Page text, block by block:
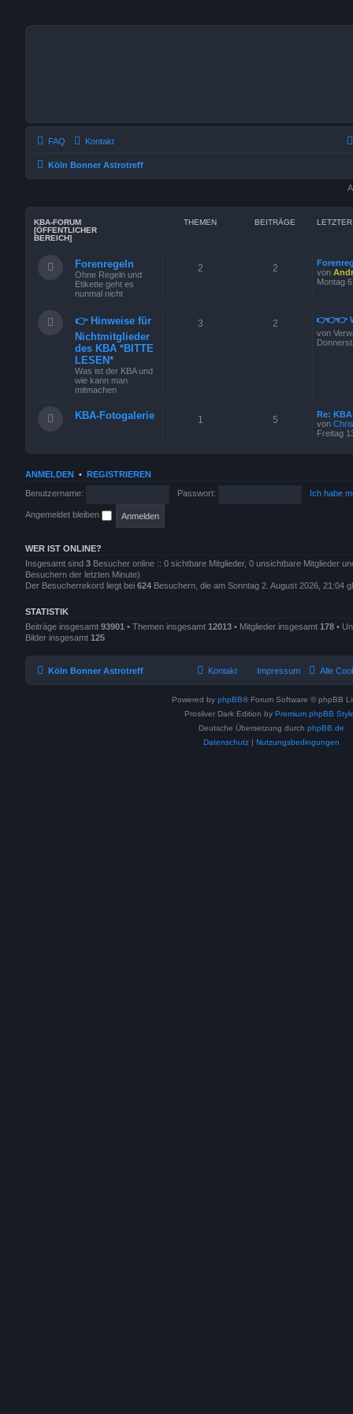
FAQ Kontakt
Köln Bonner Astrotreff
KBA-FORUM
[ÖFFENTLICHER
BEREICH]
THEMEN BEITRÄGE
Forenregeln
Ohne Regeln und
Etikette geht es
nunmal nicht
2 2
von
Montag
👉 Hinweise für
Nichtmitglieder
des KBA *BITTE
LESEN*
Was ist der KBA und
wie kann man
mitmachen
3 2
👉👉👉
von
KBA-Fotogalerie 1 5
Re:
von
Freitag
ANMELDEN • REGISTRIEREN
Benutzername: Passwort: Ich habe
Angemeldet bleiben
WER IST ONLINE?
Insgesamt sind 3 Besucher online :: 0 sichtbare Mitglieder, 0 unsichtbare Mitglieder
Besuchern der letzten Minute)
Der Besucherrekord liegt bei 624 Besuchern, die am Sonntag 2. August 2026, 21:04
STATISTIK
Beiträge insgesamt 93901 • Themen insgesamt 12013 • Mitglieder insgesamt 178 •
Bilder insgesamt 125
Köln Bonner Astrotreff Alle
Impressum
Kontakt
Powered by phpBB® Forum Software © phpBB
Prosilver Dark Edition by Premium phpBB
Deutsche Übersetzung durch phpBB.de
Datenschutz | Nutzungsbedingungen